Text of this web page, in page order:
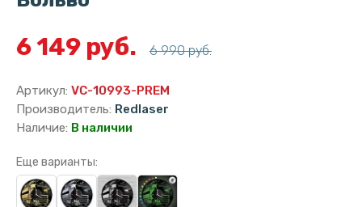
6 149 руб. 6 990 руб.
Артикул: VC-10993-PREM
Производитель: Redlaser
Наличие: В наличии
Еще варианты: